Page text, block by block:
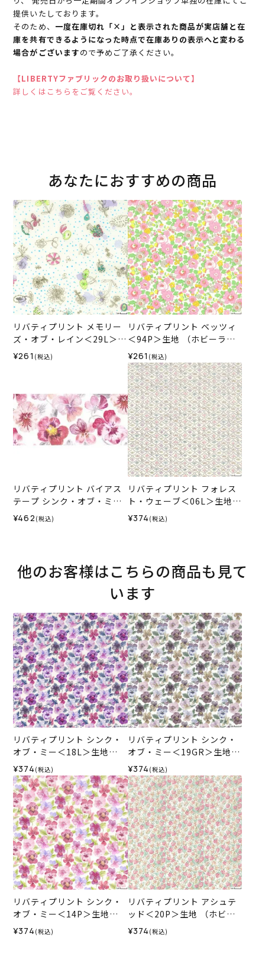
提供いたしております。
そのため、 一度在庫切れ「×」と表示された商品が実店舗と在
庫を共有できるようになった時点で在庫ありの表示へと変わる
場合がございますので予めご了承ください。
【LIBERTYファブリックのお取り扱いについて】
詳しくはこちらをご覧ください。
あなたにおすすめの商品
リバティプリント メモリー
ズ・オブ・レイン＜29L＞生
地 （ホビーラホビーレオリ
ジナル）2025SS
¥261 (税込)
リバティプリント ベッツィ
＜94P＞生地 （ホビーラホ
ビーレオリジナル）2025SS
¥261 (税込)
リバティプリント バイアス
テープ シンク・オブ・ミー
＜15P＞
¥462 (税込)
リバティプリント フォレス
ト・ウェーブ＜06L＞生地
（ホビーラホビーレオリジ
ナル）2026SS
¥374 (税込)
他のお客様はこちらの商品も見て
います
リバティプリント シンク・
オブ・ミー＜18L＞生地
（ホビーラホビーレオリジ
ナル）2026ES
¥374 (税込)
リバティプリント シンク・
オブ・ミー＜19GR＞生地
（ホビーラホビーレオリジ
ナル）2026ES
¥374 (税込)
リバティプリント シンク・
オブ・ミー＜14P＞生地
（ホビーラホビーレオリジ
ナル）2025ES
¥374 (税込)
リバティプリント アシュテ
ッド＜20P＞生地 （ホビー
ラホビーレオリジナル）202
¥374 (税込)